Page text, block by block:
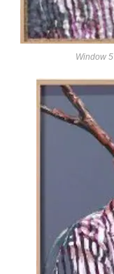
Window 5